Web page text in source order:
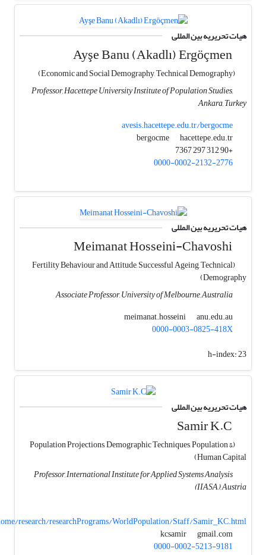
هیات تحریریه بین المللی
Ayşe Banu (Akadlı) Ergöçmen
(Economic and Social Demography, Technical Demography)
Professor, Hacettepe University Institute of Population Studies,
Ankara, Turkey
avesis.hacettepe.edu.tr/bergocme
bergocme
hacettepe.edu.tr
+90 312 297 7367
0000-0002-2132-2776
هیات تحریریه بین المللی
Meimanat Hosseini-Chavoshi
(Fertility Behaviour and Attitude, Successful Ageing, Technical
Demography)
Associate Professor, University of Melbourne, Australia
meimanat.hosseini
anu.edu.au
0000-0003-0825-418X
h-index:23
هیات تحریریه بین المللی
(Population Projections, Demographic Techniques, Population &
Human Capital)
Professor, International Institute for Applied Systems Analysis
(IIASA), Austria
research/researchPrograms/WorldPopulation/Staff/Samir_KC.html
kcsamir
gmail.com
0000-0002-5213-9181